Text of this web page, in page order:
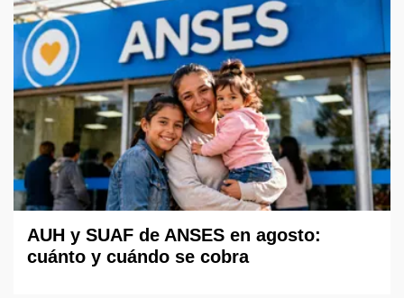
AUH y SUAF de ANSES en agosto:
cuánto y cuándo se cobra